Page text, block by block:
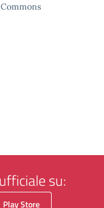
su:
Play Store